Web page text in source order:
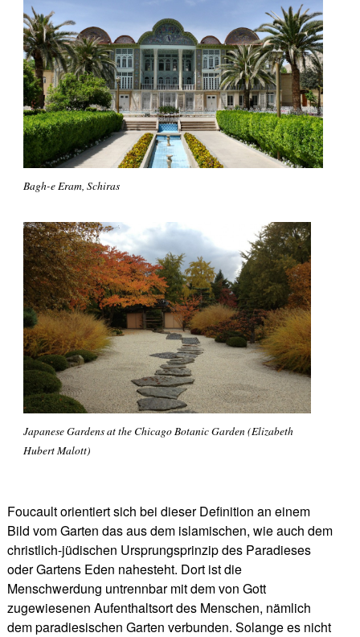
Bagh-e Eram, Schiras
Japanese Gardens at the Chicago Botanic Garden (Elizabeth
Hubert Malott)
Foucault orientiert sich bei dieser Definition an einem
Bild vom Garten das aus dem islamischen, wie auch dem
christlich-jüdischen Ursprungsprinzip des Paradieses
oder Gartens Eden nahesteht. Dort ist die
Menschwerdung untrennbar mit dem von Gott
zugewiesenen Aufenthaltsort des Menschen, nämlich
dem paradiesischen Garten verbunden. Solange es nicht